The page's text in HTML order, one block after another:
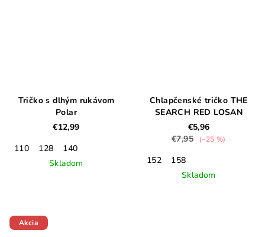
Tričko s dlhým rukávom
Polar
€12,99
110
128
140
Skladom
Chlapčenské tričko THE
SEARCH RED LOSAN
€5,96
€7,95
(–25 %)
152
158
Skladom
Akcia